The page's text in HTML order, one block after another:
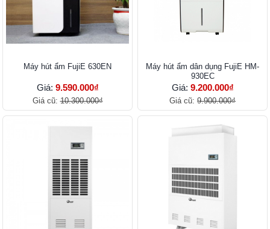
Máy hút ẩm FujiE 630EN
Giá: 9.590.000₫
Giá cũ:10.300.000₫
Máy hút ẩm dân dụng FujiE HM-
930EC
Giá: 9.200.000₫
Giá cũ: 9.900.000₫